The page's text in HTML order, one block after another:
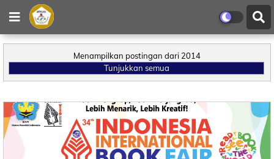
Menampilkan postingan dari 2014
Tunjukkan semua